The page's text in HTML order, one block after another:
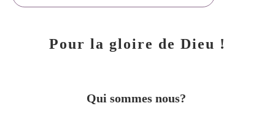
Pour la gloire de Dieu !
Qui sommes nous?